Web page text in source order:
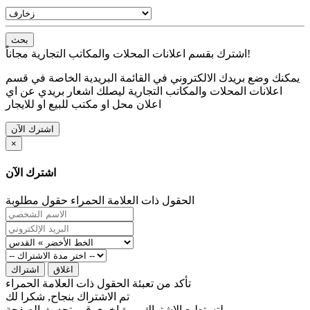
بحث
اشترك بقسم اعلانات المحلات والمكاتب التجارية مجاناً!
يمكنك وضع بريدك الالكتروني في القائمة البريدية الخاصة في قسم
اعلانات المحلات والمكاتب التجارية ليصلك اشعار بريدي عن اي
اعلان محل او مكتب للبيع او للايجار
اشترك الآن
×
اشترك الآن
الحقول ذات العلامة الحمراء حقول مطلوبة
اشتراك اغلاق
تأكد من تعبئة الحقول ذات العلامة الحمراء
تم الاشتراك بنجاح, شكرا لك